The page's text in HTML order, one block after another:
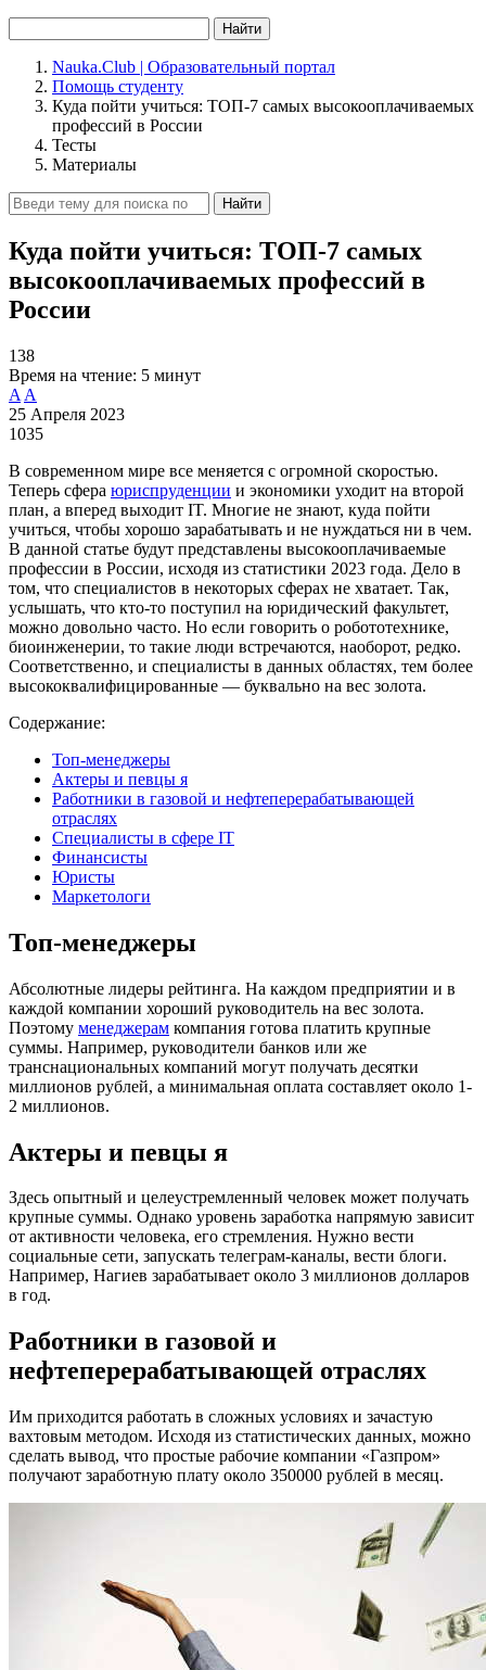
Найти
Nauka.Club | Образовательный портал
Помощь студенту
Куда пойти учиться: ТОП-7 самых высокооплачиваемых
профессий в России
Тесты
Материалы
Найти
Куда пойти учиться: ТОП-7 самых
высокооплачиваемых профессий в
России
138
Время на чтение: 5 минут
A A
25 Апреля 2023
1035
В современном мире все меняется с огромной скоростью.
Теперь сфера юриспруденции и экономики уходит на второй
план, а вперед выходит IT. Многие не знают, куда пойти
учиться, чтобы хорошо зарабатывать и не нуждаться ни в чем.
В данной статье будут представлены высокооплачиваемые
профессии в России, исходя из статистики 2023 года. Дело в
том, что специалистов в некоторых сферах не хватает. Так,
услышать, что кто-то поступил на юридический факультет,
можно довольно часто. Но если говорить о робототехнике,
биоинженерии, то такие люди встречаются, наоборот, редко.
Соответственно, и специалисты в данных областях, тем более
высококвалифицированные — буквально на вес золота.
Содержание:
Топ-менеджеры
Актеры и певцы я
Работники в газовой и нефтеперерабатывающей
отраслях
Специалисты в сфере IT
Финансисты
Юристы
Маркетологи
Топ-менеджеры
Абсолютные лидеры рейтинга. На каждом предприятии и в
каждой компании хороший руководитель на вес золота.
Поэтому менеджерам компания готова платить крупные
суммы. Например, руководители банков или же
транснациональных компаний могут получать десятки
миллионов рублей, а минимальная оплата составляет около 1-
2 миллионов.
Актеры и певцы я
Здесь опытный и целеустремленный человек может получать
крупные суммы. Однако уровень заработка напрямую зависит
от активности человека, его стремления. Нужно вести
социальные сети, запускать телеграм-каналы, вести блоги.
Например, Нагиев зарабатывает около 3 миллионов долларов
в год.
Работники в газовой и
нефтеперерабатывающей отраслях
Им приходится работать в сложных условиях и зачастую
вахтовым методом. Исходя из статистических данных, можно
сделать вывод, что простые рабочие компании «Газпром»
получают заработную плату около 350000 рублей в месяц.